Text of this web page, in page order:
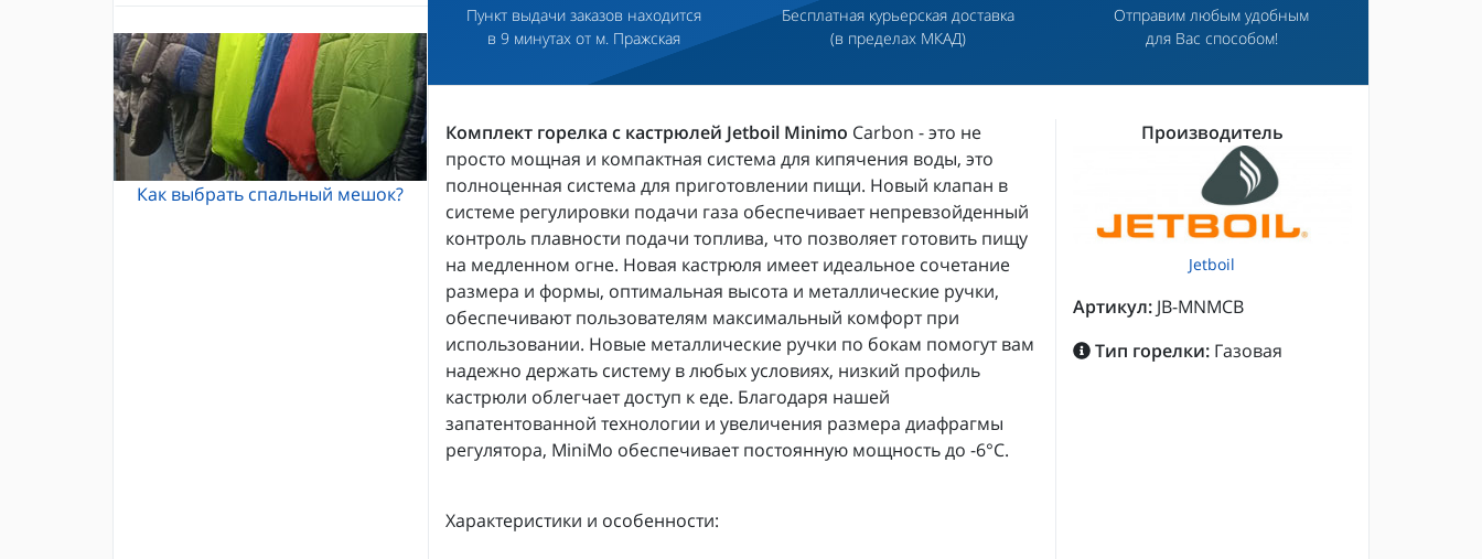
Кошки Grivel
Каски и шлемы для альпинизма
Жумары и зажимы
Карабины и оттяжки
Спусковые устройства
Как выбрать спальный мешок?
Пункт выдачи заказов находится
в 9 минутах от м. Пражская
Бесплатная курьерская доставка
(в пределах МКАД)
Отправим любым удобным
для Вас способом!
Комплект горелка с кастрюлей Jetboil Minimo Carbon - это не
просто мощная и компактная система для кипячения воды, это
полноценная система для приготовлении пищи. Новый клапан в
системе регулировки подачи газа обеспечивает непревзойденный
контроль плавности подачи топлива, что позволяет готовить пищу
на медленном огне. Новая кастрюля имеет идеальное сочетание
размера и формы, оптимальная высота и металлические ручки,
обеспечивают пользователям максимальный комфорт при
использовании. Новые металлические ручки по бокам помогут вам
надежно держать систему в любых условиях, низкий профиль
кастрюли облегчает доступ к еде. Благодаря нашей
запатентованной технологии и увеличения размера диафрагмы
регулятора, MiniMo обеспечивает постоянную мощность до -6°С.
Характеристики и особенности:
Производитель
Jetboil
Артикул: JB-MNMCB
Тип горелки: Газовая